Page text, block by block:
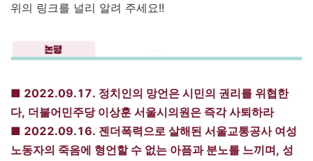
위의 링크를 널리 알려 주세요!!
■ 2022.09.17. 정치인의 망언은 시민의 권리를 위협한
다, 더불어민주당 이상훈 서울시의원은 즉각 사퇴하라
■ 2022.09.16. 젠더폭력으로 살해된 서울교통공사 여성
노동자의 죽음에 형언할 수 없는 아픔과 분노를 느끼며, 성